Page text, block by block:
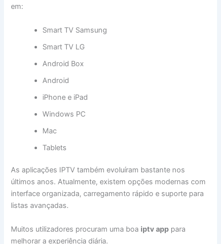
em:
Smart TV Samsung
Smart TV LG
Android Box
Android
iPhone e iPad
Windows PC
Mac
Tablets
As aplicações IPTV também evoluíram bastante nos
últimos anos. Atualmente, existem opções modernas com
interface organizada, carregamento rápido e suporte para
listas avançadas.
Muitos utilizadores procuram uma boa iptv app para
melhorar a experiência diária.